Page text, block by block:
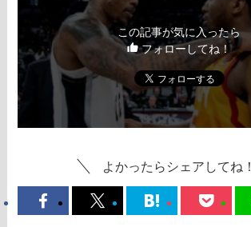
この記事が気に入ったら
フォローしてね！
よかったらシェアしてね！